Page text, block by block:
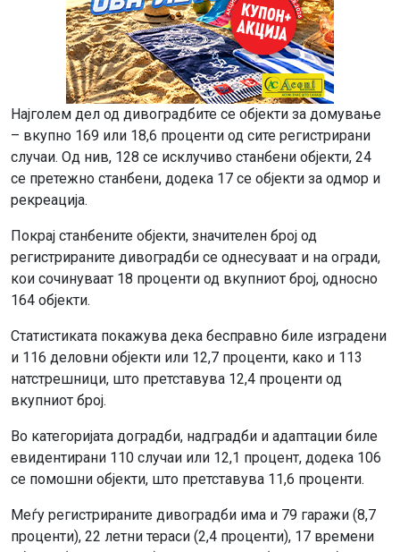
Најголем дел од дивоградбите се објекти за домување
– вкупно 169 или 18,6 проценти од сите регистрирани
случаи. Од нив, 128 се исклучиво станбени објекти, 24
се претежно станбени, додека 17 се објекти за одмор и
рекреација.
Покрај станбените објекти, значителен број од
регистрираните дивоградби се однесуваат и на огради,
кои сочинуваат 18 проценти од вкупниот број, односно
164 објекти.
Статистиката покажува дека бесправно биле изградени
и 116 деловни објекти или 12,7 проценти, како и 113
натстрешници, што претставува 12,4 проценти од
вкупниот број.
Во категоријата доградби, надградби и адаптации биле
евидентирани 110 случаи или 12,1 процент, додека 106
се помошни објекти, што претставува 11,6 проценти.
Меѓу регистрираните дивоградби има и 79 гаражи (8,7
проценти), 22 летни тераси (2,4 проценти), 17 времени